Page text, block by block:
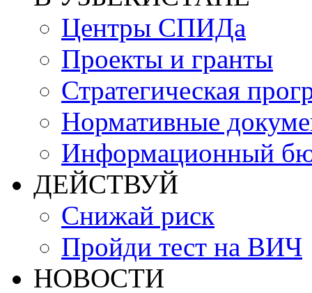
Центры СПИДа
Проекты и гранты
Стратегическая
Нормативные
Информационный
ДЕЙСТВУЙ
Снижай риск
Пройди тест на ВИЧ
НОВОСТИ